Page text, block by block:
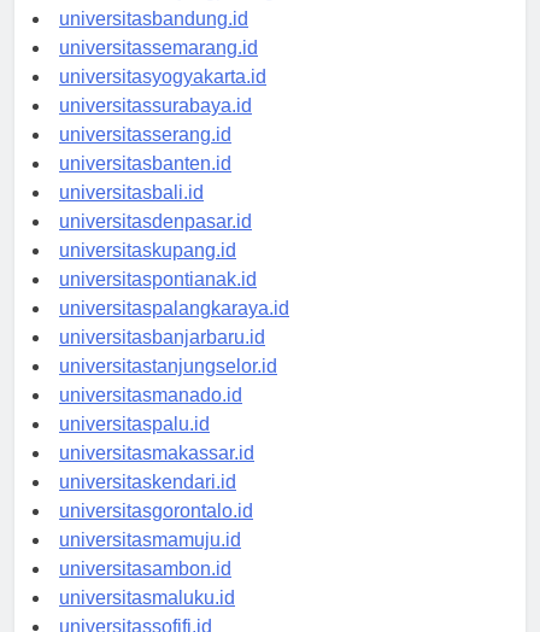
universitastanjungpinang.id
universitasbandung.id
universitassemarang.id
universitasyogyakarta.id
universitassurabaya.id
universitasserang.id
universitasbanten.id
universitasbali.id
universitasdenpasar.id
universitaskupang.id
universitaspontianak.id
universitaspalangkaraya.id
universitasbanjarbaru.id
universitastanjungselor.id
universitasmanado.id
universitaspalu.id
universitasmakassar.id
universitaskendari.id
universitasgorontalo.id
universitasmamuju.id
universitasambon.id
universitasmaluku.id